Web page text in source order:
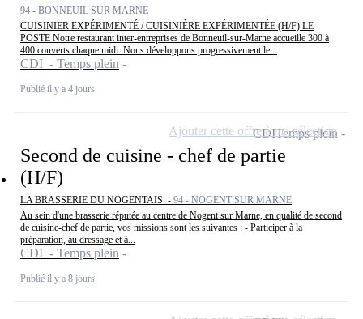
94 - BONNEUIL SUR MARNE
CUISINIER EXPÉRIMENTÉ / CUISINIÈRE EXPÉRIMENTÉE (H/F) LE
POSTE Notre restaurant inter-entreprises de Bonneuil-sur-Marne accueille 300 à
400 couverts chaque midi. Nous développons progressivement le...
CDI - Temps plein
Publié il y a 4 jours
Second de cuisine - chef de partie
(H/F)
LA BRASSERIE DU NOGENTAIS - 94 - NOGENT SUR MARNE
Au sein d'une brasserie réputée au centre de Nogent sur Marne, en qualité de second
de cuisine-chef de partie, vos missions sont les suivantes : - Participer à la
préparation, au dressage et à...
CDI - Temps plein
Publié il y a 8 jours
CDITemps plein
Ajouter cette offre à ma sélection